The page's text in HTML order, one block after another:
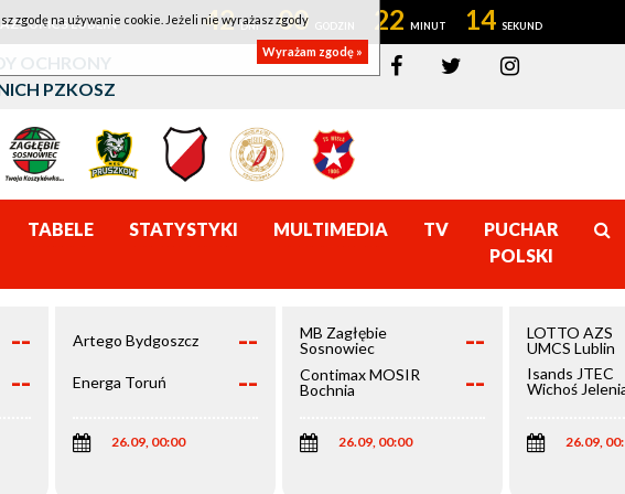
UMCS LUBLIN 42 00 22 14
OCHRONY
PZKOSZ
TABELE STATYSTYKI MULTIMEDIA TV
PUCHAR
POLSKI
--
--
Artego Bydgoszcz --
Energa Toruń --
26.09, 00:00
MB Zagłębie
Sosnowiec
--
Contimax MOSIR
Bochnia
--
26.09, 00:00
LOTTO AZS
UMCS Lublin
Isands JTEC
Wichoś
26.09,
zgodę na używanie cookie. Jeżeli nie wyrażasz zgody
Wyrażam zgodę »